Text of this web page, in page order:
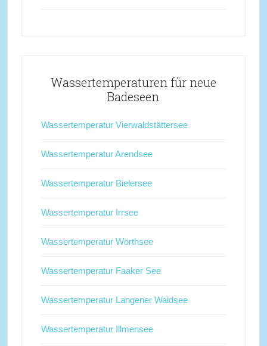
Wassertemperaturen für neue
Badeseen
Wassertemperatur Vierwaldstättersee
Wassertemperatur Arendsee
Wassertemperatur Bielersee
Wassertemperatur Irrsee
Wassertemperatur Wörthsee
Wassertemperatur Faaker See
Wassertemperatur Langener Waldsee
Wassertemperatur Illmensee